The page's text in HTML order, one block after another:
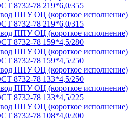
8732-78 219*6,0/355
ППУ ОЦ (короткое исполнение)
8732-78 219*6,0/315
ППУ ОЦ (короткое исполнение)
8732-78 159*4,5/280
ППУ ОЦ (короткое исполнение)
8732-78 159*4,5/250
ППУ ОЦ (короткое исполнение)
8732-78 133*4,5/250
ППУ ОЦ (короткое исполнение)
8732-78 133*4,5/225
ППУ ОЦ (короткое исполнение)
8732-78 108*4,0/200